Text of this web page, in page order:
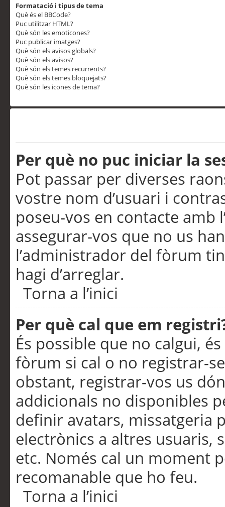
Formatació i tipus de tema
Què és el BBCode?
Puc utilitzar HTML?
Què són les emoticones?
Puc publicar imatges?
Què són els avisos globals?
Què són els avisos?
Què són els temes recurrents?
Què són els temes bloquejats?
Què són les icones de tema?
Per què no puc iniciar la
Pot passar per diverses
vostre nom d’usuari i
poseu-vos en contacte
assegurar-vos que no us
l’administrador del fòrum
hagi d’arreglar.
Torna a l’inici
Per què cal que em
És possible que no calgui,
fòrum si cal o no registrar-
obstant, registrar-vos us
addicionals no disponibles
definir avatars, missatgeria
electrònics a altres usuaris,
etc. Només cal un moment
recomanable que ho feu.
Torna a l’inici